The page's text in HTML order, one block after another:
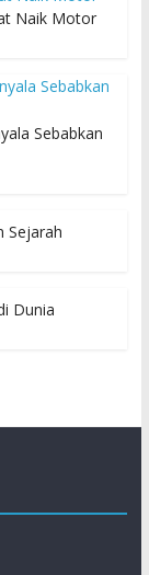
Naik Motor
Sebabkan
Sejarah
Dunia